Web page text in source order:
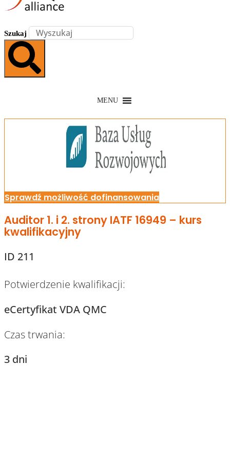
Szukaj
MENU
Sprawdź możliwość dofinansowania
Auditor 1. i 2. strony IATF 16949 – kurs
kwalifikacyjny
ID 211
Potwierdzenie kwalifikacji:
eCertyfikat VDA QMC
Czas trwania:
3 dni